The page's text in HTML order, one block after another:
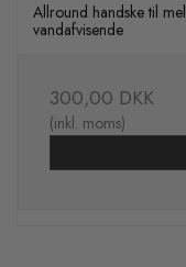
Allround handske til
vandafvisende
300,00 DKK
(inkl. moms)